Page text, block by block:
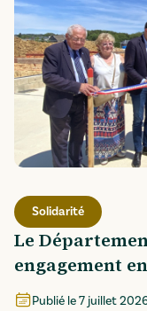
Solidarité
Le
engagement
Publié le7 juillet